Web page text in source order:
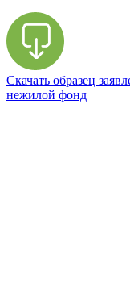
Скачать образец
нежилой фонд